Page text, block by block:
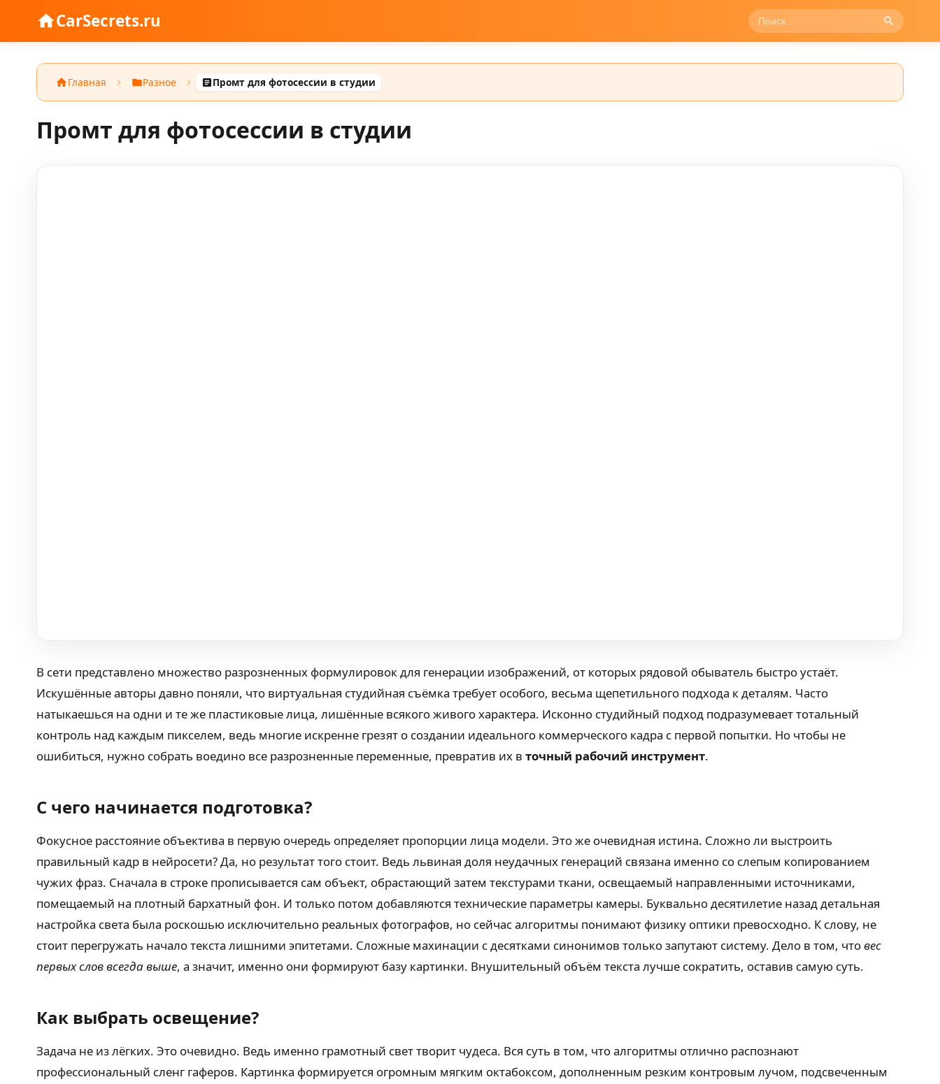
CarSecrets.ru
Главная Разное Промт для фотосессии в студии
Промт для фотосессии в студии
В сети представлено множество разрозненных формулировок для генерации изображений, от которых рядовой обыватель быстро устаёт.
Искушённые авторы давно поняли, что виртуальная студийная съёмка требует особого, весьма щепетильного подхода к деталям. Часто
натыкаешься на одни и те же пластиковые лица, лишённые всякого живого характера. Исконно студийный подход подразумевает тотальный
контроль над каждым пикселем, ведь многие искренне грезят о создании идеального коммерческого кадра с первой попытки. Но чтобы не
ошибиться, нужно собрать воедино все разрозненные переменные, превратив их в точный рабочий инструмент.
С чего начинается подготовка?
Фокусное расстояние объектива в первую очередь определяет пропорции лица модели. Это же очевидная истина. Сложно ли выстроить
правильный кадр в нейросети? Да, но результат того стоит. Ведь львиная доля неудачных генераций связана именно со слепым копированием
чужих фраз. Сначала в строке прописывается сам объект, обрастающий затем текстурами ткани, освещаемый направленными источниками,
помещаемый на плотный бархатный фон. И только потом добавляются технические параметры камеры. Буквально десятилетие назад детальная
настройка света была роскошью исключительно реальных фотографов, но сейчас алгоритмы понимают физику оптики превосходно. К слову, не
стоит перегружать начало текста лишними эпитетами. Сложные махинации с десятками синонимов только запутают систему. Дело в том, чтовес
первых слов всегда выше, а значит, именно они формируют базу картинки. Внушительный объём текста лучше сократить, оставив самую суть.
Как выбрать освещение?
Задача не из лёгких. Это очевидно. Ведь именно грамотный свет творит чудеса. Вся суть в том, что алгоритмы отлично распознают
профессиональный сленг гаферов. Картинка формируется огромным мягким октабоксом, дополненным резким контровым лучом, подсвеченным